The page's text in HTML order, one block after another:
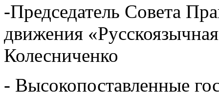
-Председатель Совета
движения
Колесниченко
- Высокопоставленные